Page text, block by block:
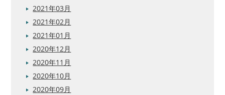
2021年03月
2021年02月
2021年01月
2020年12月
2020年11月
2020年10月
2020年09月